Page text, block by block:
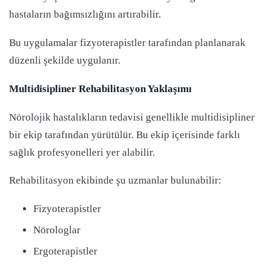
hastaların bağımsızlığını artırabilir.
Bu uygulamalar fizyoterapistler tarafından planlanarak
düzenli şekilde uygulanır.
Multidisipliner Rehabilitasyon Yaklaşımı
Nörolojik hastalıkların tedavisi genellikle multidisipliner
bir ekip tarafından yürütülür. Bu ekip içerisinde farklı
sağlık profesyonelleri yer alabilir.
Rehabilitasyon ekibinde şu uzmanlar bulunabilir:
Fizyoterapistler
Nörologlar
Ergoterapistler